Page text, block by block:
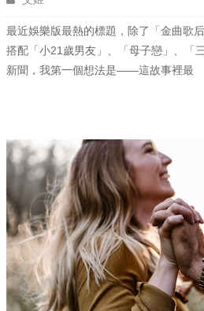
最近娛樂版最熱的標題，除了「金曲歌
搭配「小21歲男友」、「母子戀」、「
新聞，我第一個想法是——這故事裡最